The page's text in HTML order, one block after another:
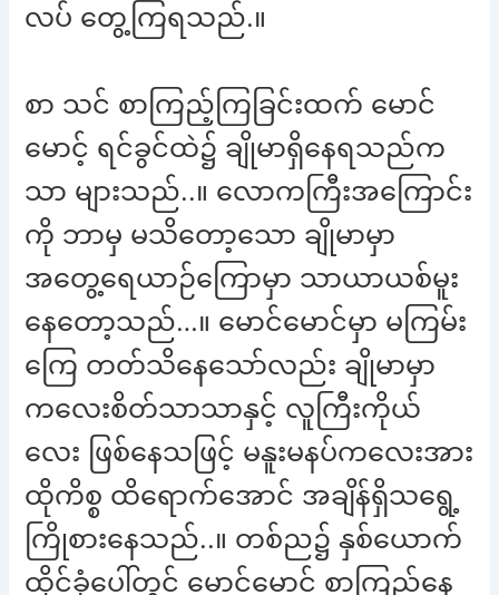
လပ် တွေ့ကြရသည်.။
စာ သင် စာကြည့်ကြခြင်းထက် မောင်
မောင့် ရင်ခွင်ထဲ၌ ချိုမာရှိနေရသည်က
သာ များသည်..။ လောကကြီးအကြောင်း
ကို ဘာမှ မသိတော့သော ချိုမာမှာ
အတွေ့ရေယာဉ်ကြောမှာ သာယာယစ်မူး
နေတော့သည်…။ မောင်မောင်မှာ မကြမ်း
ကြေ တတ်သိနေသော်လည်း ချိုမာမှာ
ကလေးစိတ်သာသာနှင့် လူကြီးကိုယ်
လေး ဖြစ်နေသဖြင့် မနူးမနပ်ကလေးအား
ထိုကိစ္စ ထိရောက်အောင် အချိန်ရှိသရွေ့
ကြိုစားနေသည်..။ တစ်ည၌ နှစ်ယောက်
ထိုင်ခုံပေါ်တွင် မောင်မောင် စာကြည့်နေ